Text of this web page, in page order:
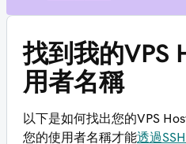
找到我的VPS
用者名稱
以下是如何找出您的VPS
您的使用者名稱才能透過